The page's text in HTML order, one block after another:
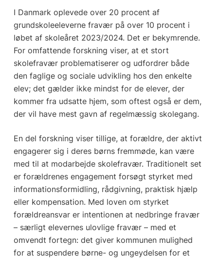
I Danmark oplevede over 20 procent af
grundskoleeleverne fravær på over 10 procent i
løbet af skoleåret 2023/2024. Det er bekymrende.
For omfattende forskning viser, at et stort
skolefravær problematiserer og udfordrer både
den faglige og sociale udvikling hos den enkelte
elev; det gælder ikke mindst for de elever, der
kommer fra udsatte hjem, som oftest også er dem,
der vil have mest gavn af regelmæssig skolegang.
En del forskning viser tillige, at forældre, der aktivt
engagerer sig i deres børns fremmøde, kan være
med til at modarbejde skolefravær. Traditionelt set
er forældrenes engagement forsøgt styrket med
informationsformidling, rådgivning, praktisk hjælp
eller kompensation. Med loven om styrket
forældreansvar er intentionen at nedbringe fravær
– særligt elevernes ulovlige fravær – med et
omvendt fortegn: det giver kommunen mulighed
for at suspendere børne- og ungeydelsen for et